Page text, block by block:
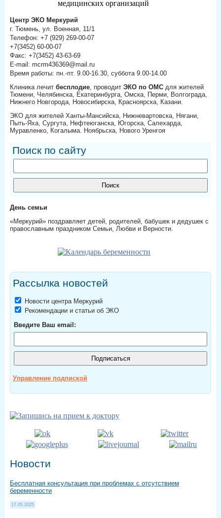
Центр ЭКО Меркурий
г. Тюмень, ул. Военная, 11/1
Телефон: +7 (929) 269-00-07
+7(3452) 60-00-07
Факс: +7(3452) 43-63-69
E-mail: mcrm436369@mail.ru
Время работы: пн.-пт. 9.00-16.30, суббота 9.00-14.00
Клиника лечит бесплодие, проводит ЭКО по ОМС для жителей
Тюмени, Челябинска, Екатеринбурга, Омска, Перми, Волгограда,
Нижнего Новгорода, Новосибирска, Красноярска, Казани.
ЭКО для жителей Ханты-Мансийска, Нижневартовска, Нягани,
Пыть-Яха, Сургута, Нефтеюганска, Югорска, Салехарда,
Муравленко, Когалыма. Ноябрьска, Нового Уренгоя
Поиск по сайту
День семьи
«Меркурий» поздравляет детей, родителей, бабушек и дедушек с
православным праздником Семьи, Любви и Верности.
Рассылка новостей
Новости центра Меркурий
Рекомендации и статьи об ЭКО
Введите Ваш email:
Управление подпиской
Новости
Бесплатная консультация при проблемах с отсутствием
беременности
17.05.2025